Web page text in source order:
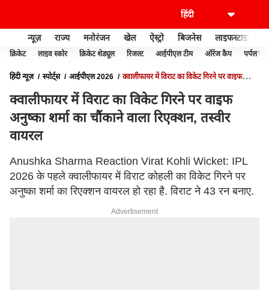
न्यूज़ राज्य मनोरंजन खेल ऐस्ट्रो बिजनेस लाइफस्टाइल
क्रिकेट लाइव स्कोर क्रिकेट शेड्यूल रिजल्ट आईपीएल टीम ऑरेंज कैप पर्पल कैप
हिंदी न्यूज़ स्पोर्ट्स आईपीएल 2026
क्वालीफायर में विराट का विकेट गिरने पर वाइफ
क्वालीफायर में विराट का विकेट गिरने पर वाइफ
अनुष्का शर्मा का चौंकाने वाला रिएक्शन, तस्वीर
वायरल
Anushka Sharma Reaction Virat Kohli Wicket: IPL
2026 के पहले क्वालीफायर में विराट कोहली का विकेट गिरने पर
अनुष्का शर्मा का रिएक्शन वायरल हो रहा है. विराट ने 43 रन बनाए.
Advertisement